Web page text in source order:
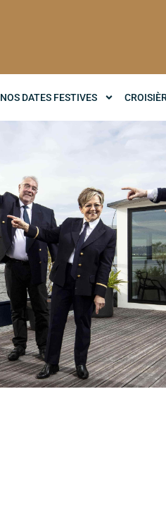
NOS DATES FESTIVES